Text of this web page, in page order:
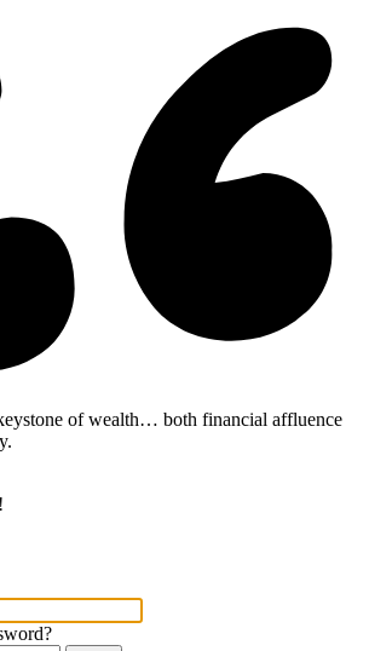
of wealth… both financial affluence